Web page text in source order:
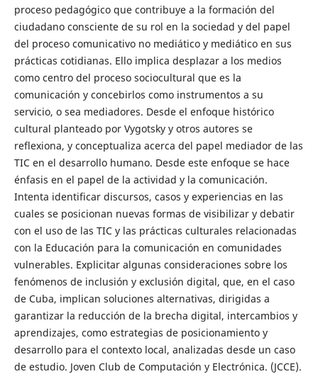
proceso pedagógico que contribuye a la formación del
ciudadano consciente de su rol en la sociedad y del papel
del proceso comunicativo no mediático y mediático en sus
prácticas cotidianas. Ello implica desplazar a los medios
como centro del proceso sociocultural que es la
comunicación y concebirlos como instrumentos a su
servicio, o sea mediadores. Desde el enfoque histórico
cultural planteado por Vygotsky y otros autores se
reflexiona, y conceptualiza acerca del papel mediador de las
TIC en el desarrollo humano. Desde este enfoque se hace
énfasis en el papel de la actividad y la comunicación.
Intenta identificar discursos, casos y experiencias en las
cuales se posicionan nuevas formas de visibilizar y debatir
con el uso de las TIC y las prácticas culturales relacionadas
con la Educación para la comunicación en comunidades
vulnerables. Explicitar algunas consideraciones sobre los
fenómenos de inclusión y exclusión digital, que, en el caso
de Cuba, implican soluciones alternativas, dirigidas a
garantizar la reducción de la brecha digital, intercambios y
aprendizajes, como estrategias de posicionamiento y
desarrollo para el contexto local, analizadas desde un caso
de estudio. Joven Club de Computación y Electrónica. (JCCE).